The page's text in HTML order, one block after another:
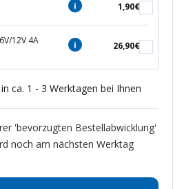
1,90€
12V 4A
26,90€
in ca. 1 - 3 Werktagen bei Ihnen
'bevorzugten Bestellabwicklung'
noch am nächsten Werktag